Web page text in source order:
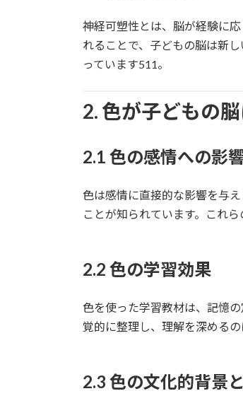
神経可塑性とは、脳が経験に
れることで、子どもの脳は新
っています511。
2. 色が子どもの
2.1 色の感情への影
色は感情に直接的な影響を与
ことが知られています。これ
2.2 色の学習効果
色を使った学習教材は、記憶
覚的に整理し、理解を深めるの
2.3 色の文化的背景